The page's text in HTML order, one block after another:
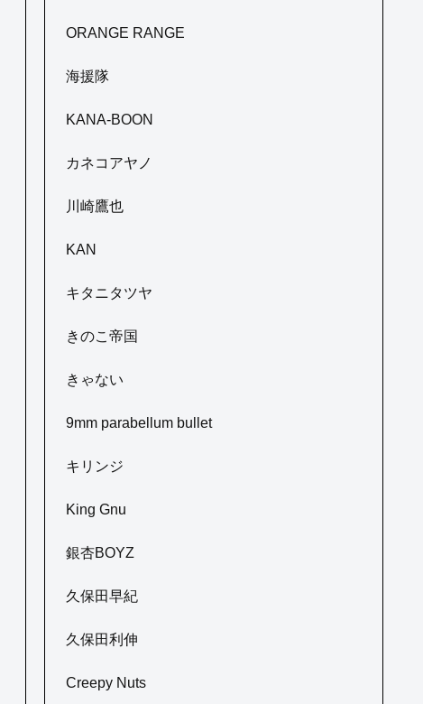
ORANGE RANGE
海援隊
KANA-BOON
カネコアヤノ
川崎鷹也
KAN
キタニタツヤ
きのこ帝国
きゃない
9mm parabellum bullet
キリンジ
King Gnu
銀杏BOYZ
久保田早紀
久保田利伸
Creepy Nuts